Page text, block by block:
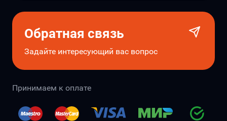
Обратная связь
Задайте интересующий вас вопрос
Принимаем к оплате